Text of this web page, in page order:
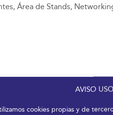
AVISO
cookies propias y de
Área de Stands,